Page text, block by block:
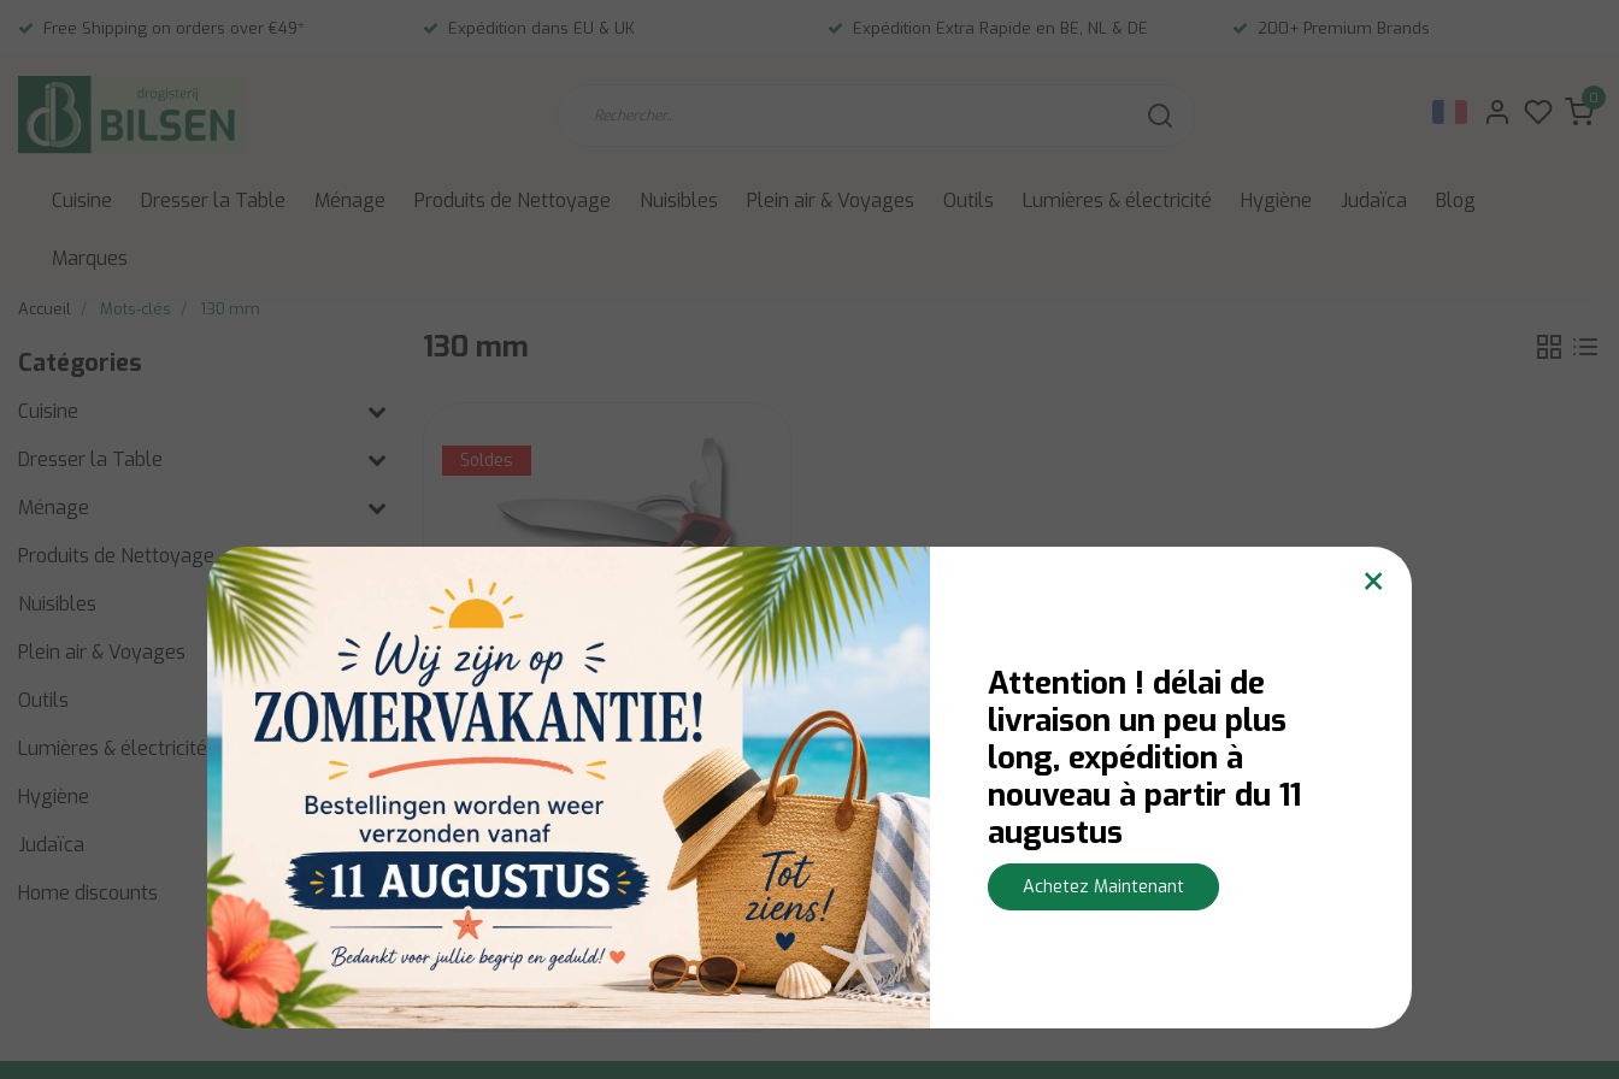
Free Shipping on orders over €49* Expédition dans EU & UK Expédition Extra Rapide en BE, NL & DE 200+ Premium Brands
0
Cuisine Dresser la Table Ménage Produits de Nettoyage Nuisibles Plein air & Voyages Outils Lumières & électricité Hygiène Judaïca Blog
Marques
Accueil Mots-clés 130 mm
Catégories
Cuisine
Dresser la Table
Ménage
Produits de Nettoyage
Nuisibles
Plein air & Voyages
Outils
Lumières & électricité
Hygiène
Judaïca
Home discounts
130 mm
Soldes
Victorinox
Victorinox Ranger 79 M Grip, 130
mm, Red/Black
Niet op voorraad:Contactez-nous pour la
disponibilité du stock
€70,00 €79,00 Afficher
×
Attention ! délai de
livraison un peu plus
long, expédition à
nouveau à partir du 11
augustus
Achetez Maintenant